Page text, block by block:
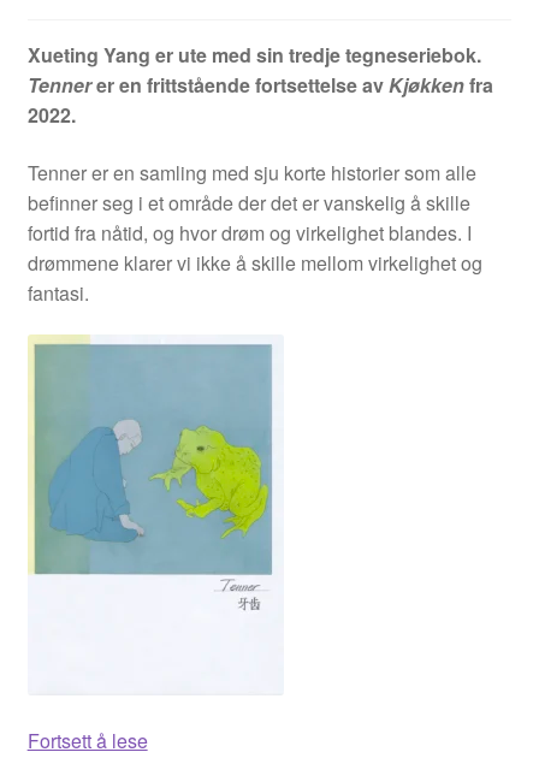
Kristian Hammerstad
Lars Aurtande
Lene Ask
Manuele Fior
Odd Henning Skyllingstad
Ronny Haugeland
Roy Søbstad
Xueting Yang er ute med sin tredje tegneseriebok.
Tennerer en frittstående fortsettelse avKjøkkenfra
2022.
Tenner er en samling med sju korte historier som alle
befinner seg i et område der det er vanskelig å skille
fortid fra nåtid, og hvor drøm og virkelighet blandes. I
drømmene klarer vi ikke å skille mellom virkelighet og
fantasi.
Fortsett å leseTenner